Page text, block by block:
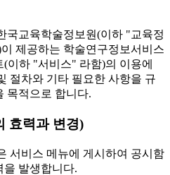
국교육학술정보원(이하 "교육정
제공하는 학술연구정보서비스
(이하 "서비스" 라함)의 이용에
절차와 기타 필요한 사항을 규
목적으로 합니다.
효력과 변경)
서비스 메뉴에 게시하여 공시함
을 발생합니다.